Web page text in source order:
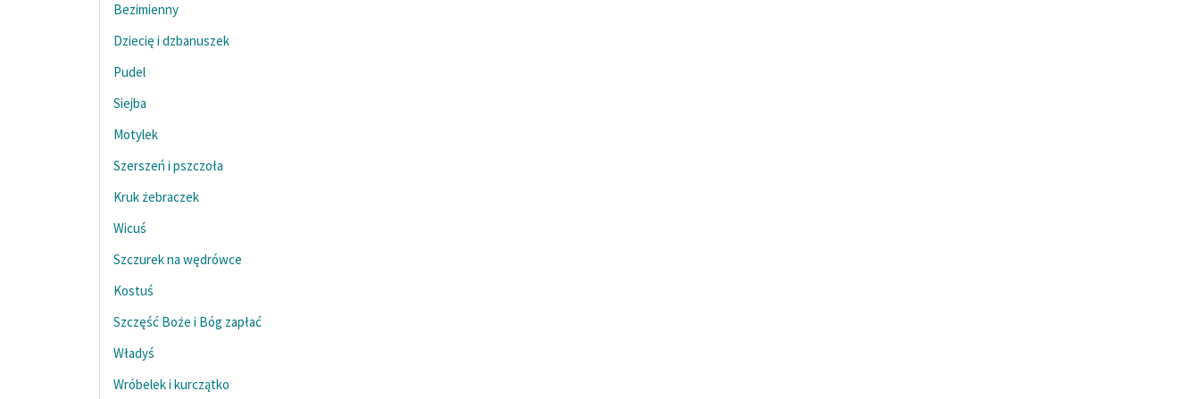
Bezimienny
Dziecię i dzbanuszek
Pudel
Siejba
Motylek
Szerszeń i pszczoła
Kruk żebraczek
Wicuś
Szczurek na wędrówce
Kostuś
Szczęść Boże i Bóg zapłać
Władyś
Wróbelek i kurczątko